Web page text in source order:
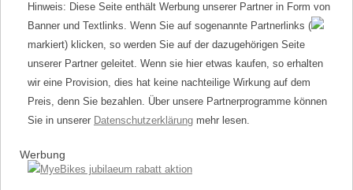
Hinweis: Diese Seite enthält Werbung unserer Partner in Form von
Banner und Textlinks. Wenn Sie auf sogenannte Partnerlinks (
markiert) klicken, so werden Sie auf der dazugehörigen Seite
unserer Partner geleitet. Wenn sie hier etwas kaufen, so erhalten
wir eine Provision, dies hat keine nachteilige Wirkung auf dem
Preis, denn Sie bezahlen. Über unsere Partnerprogramme können
Sie in unserer Datenschutzerklärung mehr lesen.
Werbung